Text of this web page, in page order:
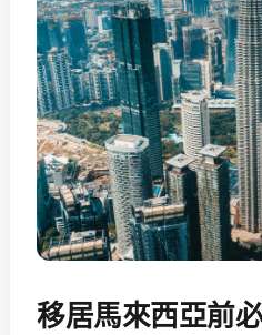
移居馬來西亞前